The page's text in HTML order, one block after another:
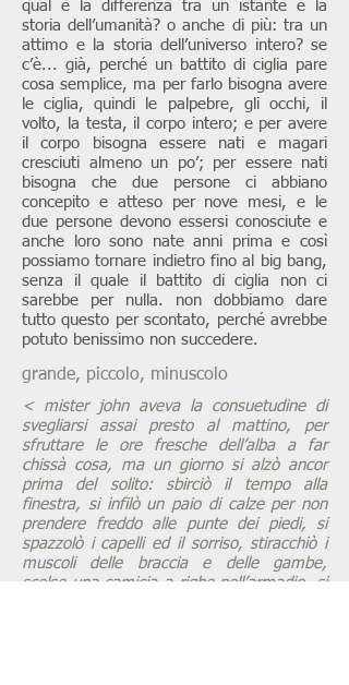
qual è la differenza tra un istante e la
storia dell’umanità? o anche di più: tra un
attimo e la storia dell’universo intero? se
c’è... già, perché un battito di ciglia pare
cosa semplice, ma per farlo bisogna avere
le ciglia, quindi le palpebre, gli occhi, il
volto, la testa, il corpo intero; e per avere
il corpo bisogna essere nati e magari
cresciuti almeno un po’; per essere nati
bisogna che due persone ci abbiano
concepito e atteso per nove mesi, e le
due persone devono essersi conosciute e
anche loro sono nate anni prima e così
possiamo tornare indietro fino al big bang,
senza il quale il battito di ciglia non ci
sarebbe per nulla. non dobbiamo dare
tutto questo per scontato, perché avrebbe
potuto benissimo non succedere.
grande, piccolo, minuscolo
< mister john aveva la consuetudine di
svegliarsi assai presto al mattino, per
sfruttare le ore fresche dell’alba a far
chissà cosa, ma un giorno si alzò ancor
prima del solito: sbirciò il tempo alla
finestra, si infilò un paio di calze per non
prendere freddo alle punte dei piedi, si
spazzolò i capelli ed il sorriso, stiracchiò i
muscoli delle braccia e delle gambe,
scelse una camicia a righe nell’armadio, si